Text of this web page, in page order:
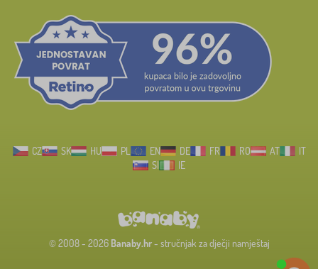
CZ SK HU PL EN DE FR RO AT
IT
SI
IE
© 2008 - 2026 Banaby.hr- stručnjak za dječji namještaj